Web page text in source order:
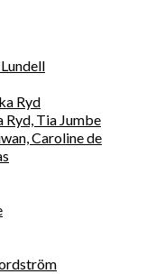
Ryd
Tia Jumbe
Caroline de